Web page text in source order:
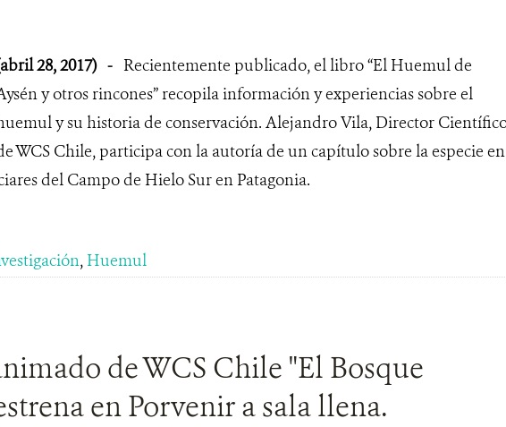
28, 2017) - Recientemente publicado, el libro “El Huemul de
y otros rincones” recopila información y experiencias sobre el
y su historia de conservación. Alejandro Vila, Director
WCS Chile, participa con la autoría de un capítulo sobre la especie en
del Campo de Hielo Sur en Patagonia.
, Huemul
de WCS Chile "El Bosque
en Porvenir a sala llena.